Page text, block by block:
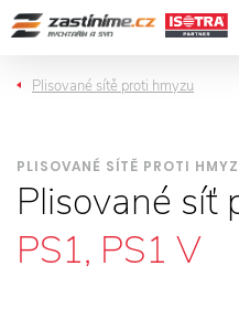
Plisované sítě proti hmyzu
PLISOVANÉ SÍTĚ PROTI
Plisované síť
PS1, PS1 V